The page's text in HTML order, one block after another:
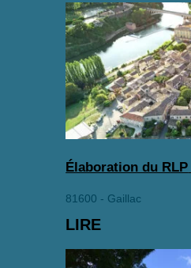
Élaboration du RLP
81600 - Gaillac
LIRE